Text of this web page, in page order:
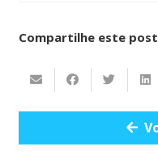
Compartilhe este post